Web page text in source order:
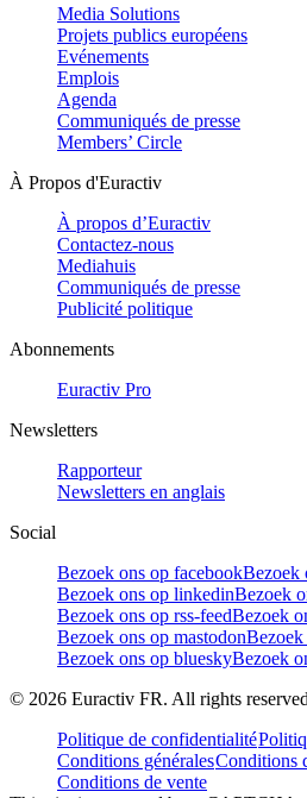
Media Solutions
Projets publics européens
Evénements
Emplois
Agenda
Communiqués de presse
Members’ Circle
À Propos d'Euractiv
À propos d’Euractiv
Contactez-nous
Mediahuis
Communiqués de presse
Publicité politique
Abonnements
Euractiv Pro
Newsletters
Rapporteur
Newsletters en anglais
Social
Bezoek ons op facebookBezoek
Bezoek ons op linkedinBezoek
Bezoek ons op rss-feedBezoek
Bezoek ons op mastodonBezoek
Bezoek ons op blueskyBezoek
© 2026 Euractiv FR. All rights
Politique de confidentialité
Conditions généralesConditions
Conditions de vente